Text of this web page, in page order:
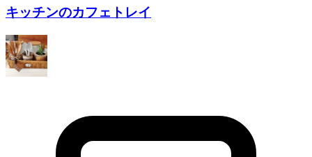
キッチンのカフェトレイ